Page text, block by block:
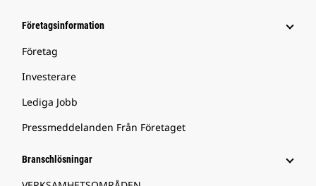
Företagsinformation
Företag
Investerare
Lediga Jobb
Pressmeddelanden Från Företaget
Branschlösningar